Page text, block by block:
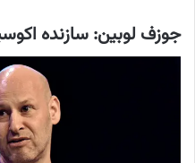
جوزف لوبین: سازنده